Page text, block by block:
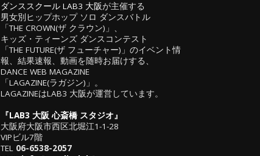
ダンススクール LAB3 大阪が主催する
男女別ヒップホップ ソロ ダンスバトル
「THE CROWN(ザ クラウン)」、
キッズ・ティーンズ ダンスコンテスト
「THE FUTURE(ザ フューチャー)」のイベント情
報、結果速報、動画を随時お届けする、
DANCE WEB MAGAZINE
「LAGAZINE(ラガジン)」。
LAGAZINEはLAB3 大阪が運営しています。
『LAB3 大阪 心斎橋 スタジオ』
大阪府大阪市西区北堀江1-1-28
VIPビル7階
TEL 06-6538-2057